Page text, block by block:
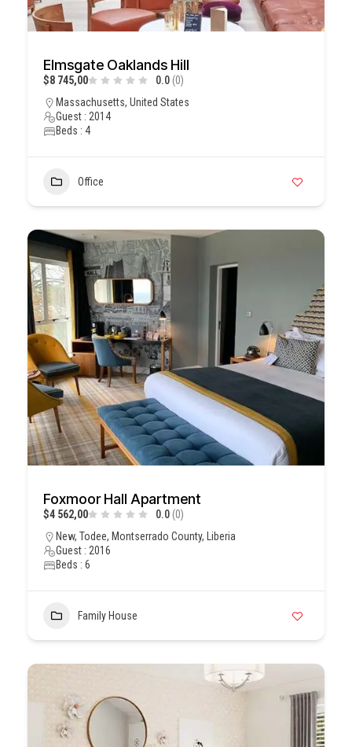
Elmsgate Oaklands Hill
$8 745,00 0.0 (0)
Massachusetts, United States
Guest : 2014
Beds : 4
Office
Foxmoor Hall Apartment
$4 562,00 0.0 (0)
New, Todee, Montserrado County, Liberia
Guest : 2016
Beds : 6
Family House